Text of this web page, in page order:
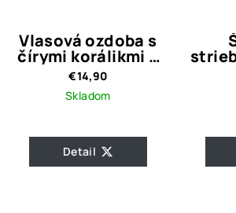
Vlasová ozdoba s
čírymi korálikmi a
bielymi perličkami
LINA
€14,90
Skladom
Detail
s